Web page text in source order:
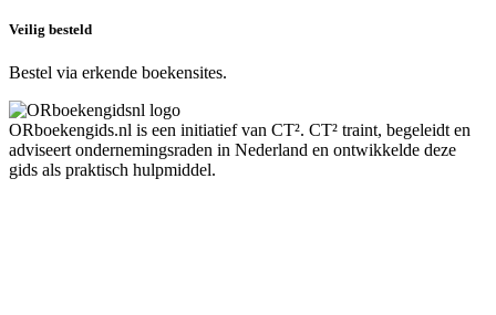
Veilig besteld
Bestel via erkende boekensites.
ORboekengids.nl is een initiatief van CT². CT² traint, begeleidt en
adviseert ondernemingsraden in Nederland en ontwikkelde deze
gids als praktisch hulpmiddel.